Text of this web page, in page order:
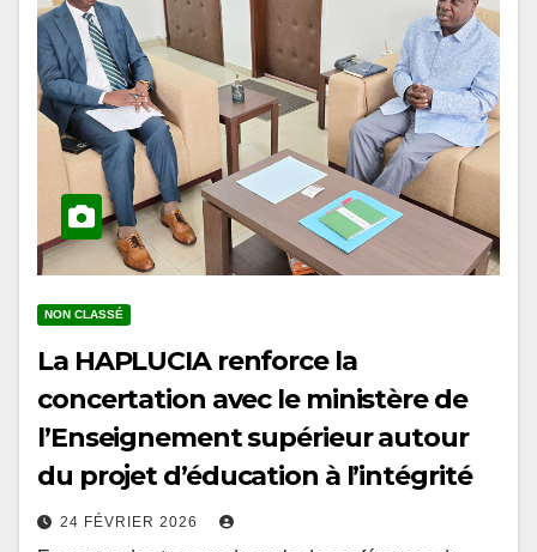
La HAPLUCIA renforce la
concertation avec le ministère de
l’Enseignement supérieur autour
du projet d’éducation à l’intégrité
24 FÉVRIER 2026
En marge des travaux du cycle de conférences du